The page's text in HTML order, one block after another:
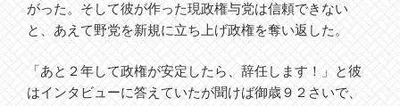
がった。そして彼が作った現政権与党は信頼できない
と、あえて野党を新規に立ち上げ政権を奪い返した。
「あと２年して政権が安定したら、辞任します！」と彼
はインタビューに答えていたが聞けば御歳９２さいで、